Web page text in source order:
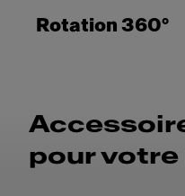
Rotation 360°
pour